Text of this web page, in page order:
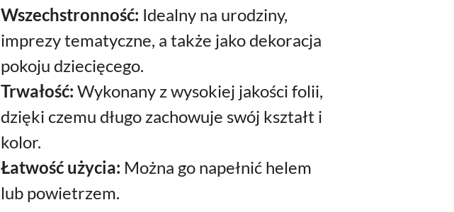
Wszechstronność: Idealny na urodziny,
imprezy tematyczne, a także jako dekoracja
pokoju dziecięcego.
Trwałość: Wykonany z wysokiej jakości folii,
dzięki czemu długo zachowuje swój kształt i
kolor.
Łatwość użycia: Można go napełnić helem
lub powietrzem.